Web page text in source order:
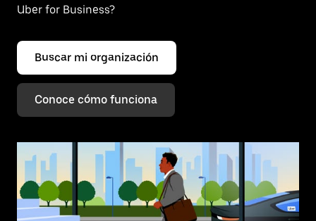
Uber for Business?
Buscar mi organización
Conoce cómo funciona